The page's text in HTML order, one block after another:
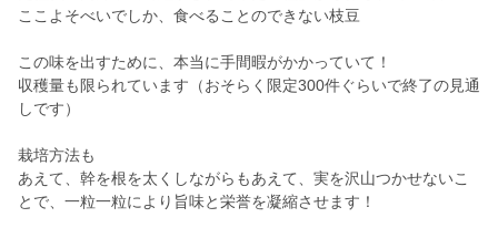
ここよそべいでしか、食べることのできない枝豆
この味を出すために、本当に手間暇がかかっていて！
収穫量も限られています（おそらく限定300件ぐらいで終了の見通
しです）
栽培方法も
あえて、幹を根を太くしながらもあえて、実を沢山つかせないこ
とで、一粒一粒により旨味と栄誉を凝縮させます！